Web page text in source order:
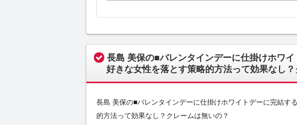
長島 美保の■バレンタインデーに仕掛けホワ
好きな女性を落とす策略的方法って効果なし
長島 美保の■バレンタインデーに仕掛けホワイトデーに完結す
的方法って効果なし？クレームは無いの？